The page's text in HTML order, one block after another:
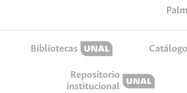
Bibliotecas Catálogo
Repositorio
institucional